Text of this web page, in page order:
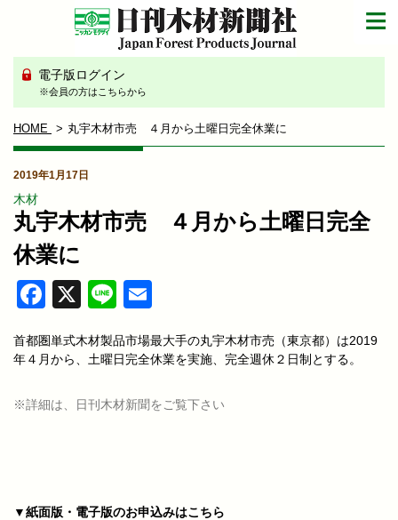
電子版ログイン
※会員の方はこちらから
HOME 丸宇木材市売 ４月から土曜日完全休業に
2019年1月17日
木材
丸宇木材市売 ４月から土曜日完全
休業に
Facebook
X Line
首都圏単式木材製品市場最大手の丸宇木材市売（東京都）は2019
年４月から、土曜日完全休業を実施、完全週休２日制とする。
※詳細は、日刊木材新聞をご覧下さい
▼紙面版・電子版のお申込みはこちら